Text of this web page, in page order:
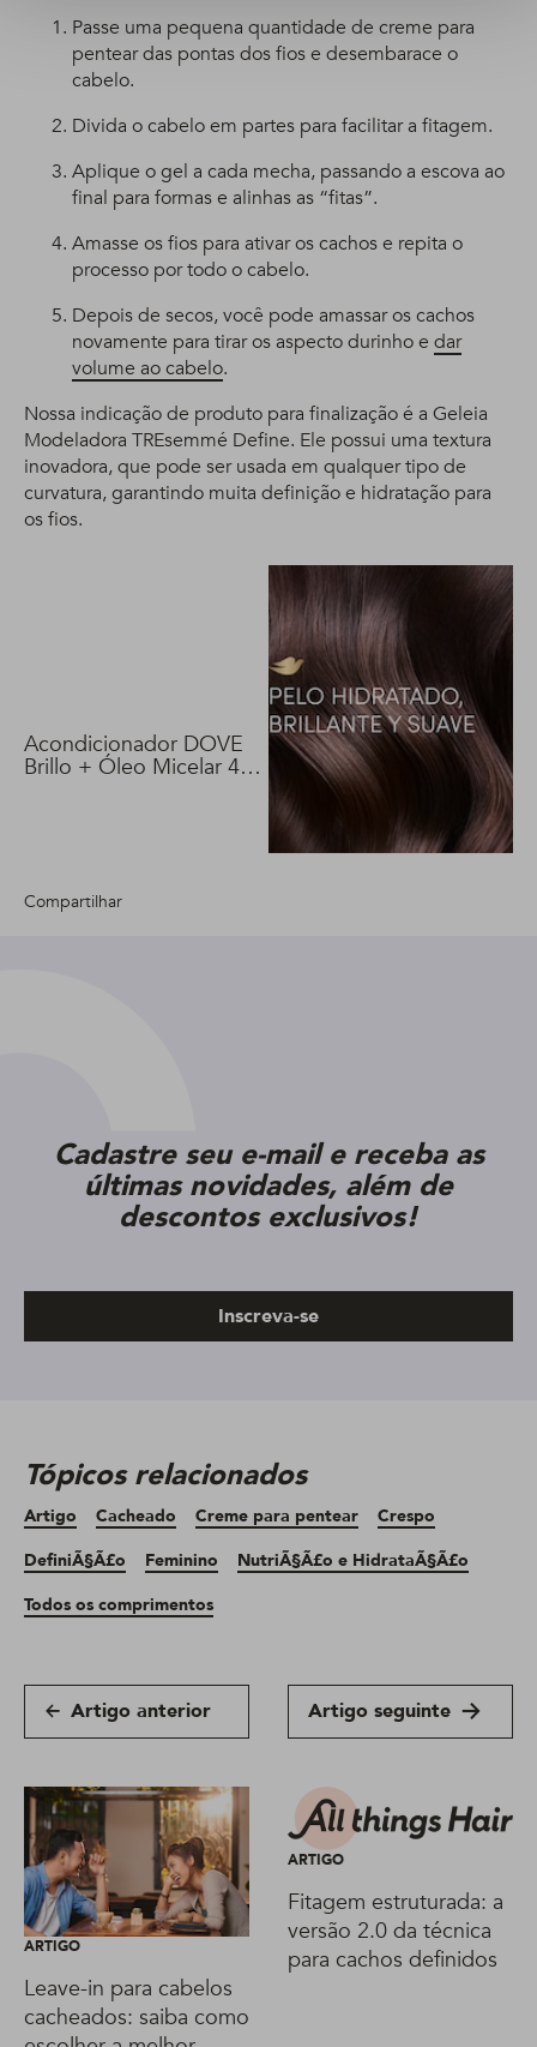
Passe uma pequena quantidade de creme para
pentear das pontas dos fios e desembarace o
cabelo.
Divida o cabelo em partes para facilitar a fitagem.
Aplique o gel a cada mecha, passando a escova ao
final para formas e alinhas as “fitas”.
Amasse os fios para ativar os cachos e repita o
processo por todo o cabelo.
Depois de secos, você pode amassar os cachos
novamente para tirar os aspecto durinho e dar
volume ao cabelo.
Nossa indicação de produto para finalização é a Geleia
Modeladora TREsemmé Define. Ele possui uma textura
inovadora, que pode ser usada em qualquer tipo de
curvatura, garantindo muita definição e hidratação para
os fios.
Acondicionador DOVE
Brillo + Óleo Micelar 400
Compartilhar
Cadastre seu e-mail e receba as
últimas novidades, além de
descontos exclusivos!
Inscreva-se
Tópicos relacionados
Artigo Cacheado Creme para pentear
Crespo
DefiniÃ§Ã£o
Feminino
NutriÃ§Ã£o e HidrataÃ§Ã£o
Todos os comprimentos
Artigo anterior Artigo seguinte
ARTIGO
Leave-in para cabelos
cacheados: saiba como
ARTIGO
Fitagem estruturada: a
versão 2.0 da técnica
para cachos definidos